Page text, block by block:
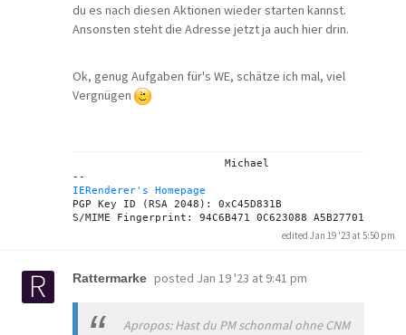
du es nach diesen Aktionen wieder starten kannst.
Ansonsten steht die Adresse jetzt ja auch hier drin.
Ok, genug Aufgaben für's WE, schätze ich mal, viel
Vergnügen
IERenderer's Homepage
PGP Key ID (RSA 2048): 0xC45D831B
edited Jan 19 '23 at 5:50 pm
Rattermarke posted Jan 19 '23 at 9:41 pm
Apropos: Hast du PM schonmal ohne CNM